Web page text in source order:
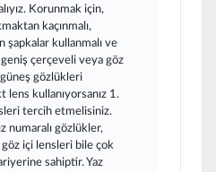
Korunmak için,
kaçınmalı,
şapkalar kullanmalı ve
çerçeveli veya göz
gözlükleri
lens kullanıyorsanız 1.
tercih etmelisiniz.
numaralı gözlükler,
içi lensleri bile çok
sahiptir. Yaz